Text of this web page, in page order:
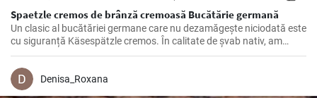
Spaetzle cremos de brânză cremoasă Bucătărie germană
Un clasic al bucătăriei germane care nu dezamăgește niciodată este
cu siguranță Käsespätzle cremos. În calitate de șvab nativ, am
pregătit și rafinat această rețetă de nenumărate ori încă din
copilărie și, prin urmare, pot confirma: Cu ingredientele potrivite și
câteva trucuri în mânecă, Käsespätzle de casă sunt irezistibil de
delicioase!
Denisa_Roxana